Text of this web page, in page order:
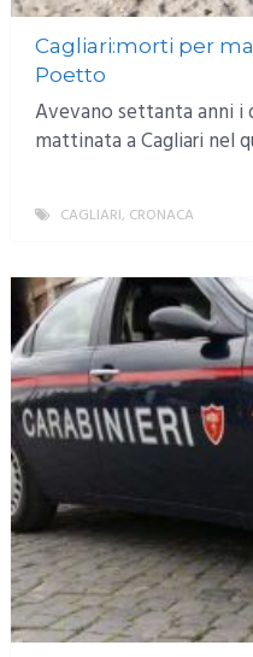
Cagliari:morti per
Poetto
Avevano settanta anni i
mattinata a Cagliari nel
CAGLIARI, CRONACA